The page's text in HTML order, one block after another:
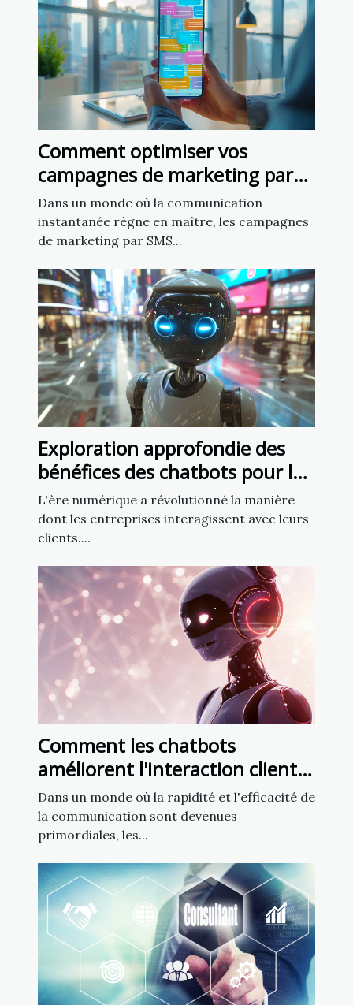
Comment optimiser vos
campagnes de marketing par
SMS pour un impact maximal
Dans un monde où la communication
instantanée règne en maître, les campagnes
de marketing par SMS...
Exploration approfondie des
bénéfices des chatbots pour la
fidélisation client
L'ère numérique a révolutionné la manière
dont les entreprises interagissent avec leurs
clients....
Comment les chatbots
améliorent l'interaction client
dans le secteur francophone
Dans un monde où la rapidité et l'efficacité de
la communication sont devenues
primordiales, les...